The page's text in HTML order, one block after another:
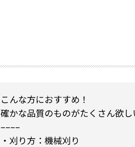
こんな方におすすめ！
確かな品質のものがたくさん欲し
––––
・刈り方：機械刈り